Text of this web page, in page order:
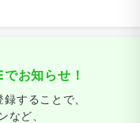
お知らせ！
することで、
など、